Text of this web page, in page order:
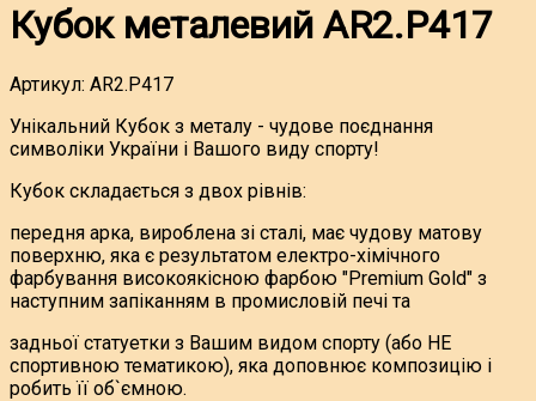
Кубок металевий AR2.P417
Артикул: AR2.P417
Унікальний Кубок з металу - чудове поєднання
символіки України і Вашого виду спорту!
Кубок складається з двох рівнів:
передня арка, вироблена зі сталі, має чудову матову
поверхню, яка є результатом електро-хімічного
фарбування високоякісною фарбою "Premium Gold" з
наступним запіканням в промисловій печі та
задньої статуетки з Вашим видом спорту (або НЕ
спортивною тематикою), яка доповнює композицію і
робить її об`ємною.